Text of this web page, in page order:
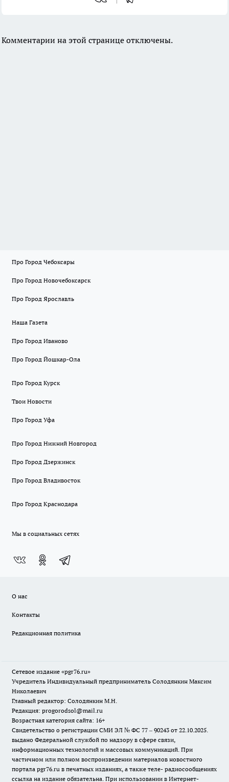
Комментарии на этой странице отключены.
Про Город Чебоксары
Про Город Новочебоксарск
Про Город Ярославль
Наша Газета
Про Город Иваново
Про Город Йошкар-Ола
Про Город Курск
Твои Новости
Про Город Уфа
Про Город Нижний Новгород
Про Город Дзержинск
Про Город Владивосток
Про Город Краснодара
Мы в социальных сетях
О нас
Контакты
Редакционная политика
Сетевое издание «pgr76.ru»
Учредитель Индивидуальный предприниматель Солодянкин Максим
Николаевич
Главный редактор: Солодянкин М.Н.
Редакция: progorodsol@mail.ru
Возрастная категория сайта: 16+
Свидетельство о регистрации СМИ ЭЛ № ФС 77 – 90243 от 22.10.2025.
выдано Федеральной службой по надзору в сфере связи,
информационных технологий и массовых коммуникаций. При
частичном или полном воспроизведении материалов новостного
портала pgr76.ru в печатных изданиях, а также теле- радиосообщениях
ссылка на издание обязательна. При использовании в Интернет-